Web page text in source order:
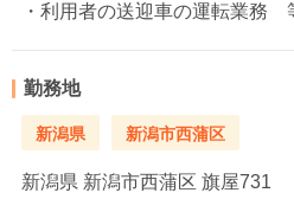
・利用者の送迎車の運転業務
勤務地
新潟県 新潟市西蒲区
新潟県 新潟市西蒲区 旗屋731